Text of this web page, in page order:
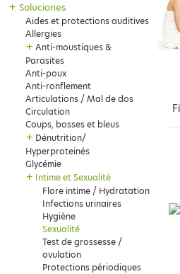
+ Soluciones
Aides et protections auditives
Allergies
+ Anti-moustiques &
Parasites
Anti-poux
Anti-ronflement
Articulations / Mal de dos
Circulation
Coups, bosses et bleus
+ Dénutrition/
Hyperproteinés
Glycémie
+ Intime et Sexualité
Flore intime / Hydratation
Infections urinaires
Hygiène
Sexualité
Test de grossesse /
ovulation
Protections périodiques